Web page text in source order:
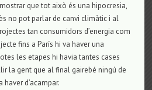
que tot això és una hipocresia,
no pot parlar de canvi climàtic i al
tan consumidors d’energia com
fins a París hi va haver una
les etapes hi havia tantes cases
la gent que al final gairebé ningú de
d’acampar.